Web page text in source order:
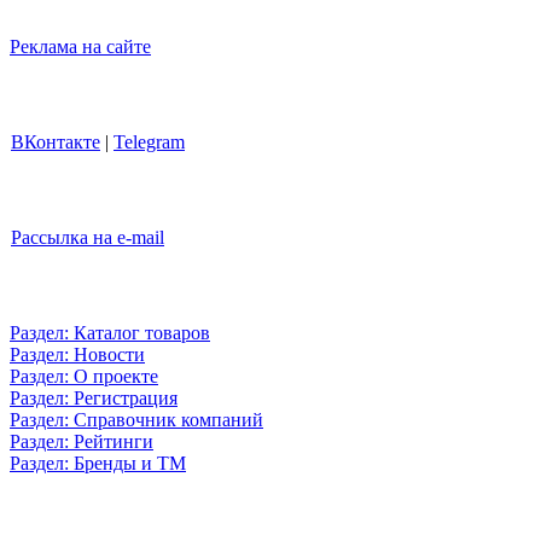
Реклама на сайте
ВКонтакте | Telegram
Рассылка на e-mail
Раздел: Каталог товаров
Раздел: Новости
Раздел: О проекте
Раздел: Регистрация
Раздел: Справочник компаний
Раздел: Рейтинги
Раздел: Бренды и ТМ